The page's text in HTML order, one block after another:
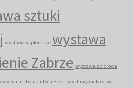
sztuki
wystawa w plenerze wystawa
Zabrze wystawa zbiorowa
malarstwa klub na Hożej wystawy malarstwa